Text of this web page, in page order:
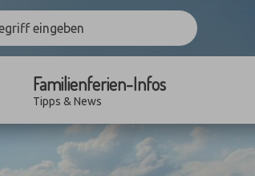
Familienferien-Infos
Tipps & News